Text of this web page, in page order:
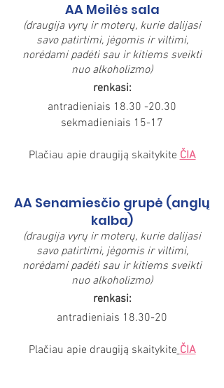
AA Meilės sala
(draugija vyrų ir moterų, kurie dalijasi
savo patirtimi, jėgomis ir viltimi,
norėdami padėti sau ir kitiems sveikti
nuo alkoholizmo)
renkasi:
antradieniais 18.30 -20.30
sekmadieniais 15-17
Plačiau apie draugiją skaitykiteČIA
AA Senamiesčio grupė (anglų
kalba)
(draugija vyrų ir moterų, kurie dalijasi
savo patirtimi, jėgomis ir viltimi,
norėdami padėti sau ir kitiems sveikti
nuo alkoholizmo)
renkasi:
antradieniais 18.30-20
Plačiau apie draugiją skaitykite ČIA